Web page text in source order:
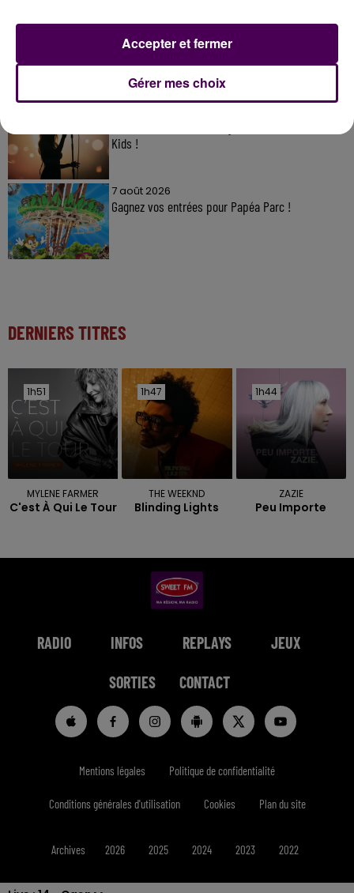
Gagnez vos pass pour le V and B Fest' 2026 !
Kids !
7 août 2026
Gagnez vos entrées pour Papéa Parc !
DERNIERS TITRES
1h51
1h51
MYLENE FARMER
C'est À Qui Le Tour
1h47
1h47
THE WEEKND
Blinding Lights
1h44
1h44
ZAZIE
Peu Importe
RADIO INFOS REPLAYS JEUX
SORTIES CONTACT
Mentions légales Politique de confidentialité
Conditions générales d'utilisation Cookies Plan du site
Archives 2026 2025 2024 2023 2022
Gérer mes choix
Accepter et fermer